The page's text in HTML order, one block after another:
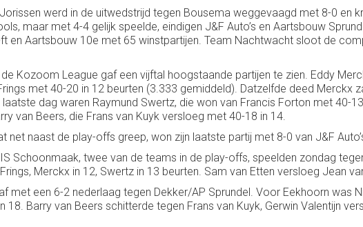
werd in de uitwedstrijd tegen Bousema weggevaagd met 8-0 en
maar met 4-4 gelijk speelde, eindigen J&F Auto’s en Aartsbouw
en Aartsbouw 10e met 65 winstpartijen. Team Nachtwacht sloot de
Kozoom League gaf een vijftal hoogstaande partijen te zien. Eddy
met 40-20 in 12 beurten (3.333 gemiddeld). Datzelfde deed Merckx
dag waren Raymund Swertz, die won van Francis Forton met 40-
van Beers, die Frans van Kuyk versloeg met 40-18 in 14.
net naast de play-offs greep, won zijn laatste partij met 8-0 van J&F
Schoonmaak, twee van de teams in de play-offs, speelden zondag
Merckx in 12, Swertz in 13 beurten. Sam van Etten versloeg Jean
met een 6-2 nederlaag tegen Dekker/AP Sprundel. Voor Eekhoorn
18. Barry van Beers schitterde tegen Frans van Kuyk, Gerwin Valentijn